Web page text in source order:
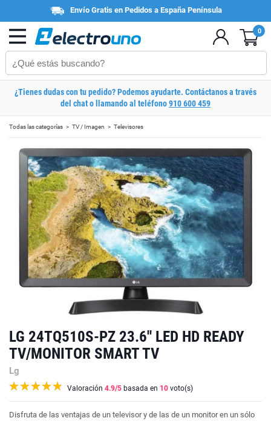
Envío Gratis en Pedidos a España Península
0
¿Tienes dudas con tu pedido? Podemos ayudarte. Contáctanos a través
del chat o llamando al teléfono910 600 459
Todas las categorías TV / Imagen Televisores
LG 24TQ510S-PZ 23.6'' LED HD READY
TV/MONITOR SMART TV
Lg
Valoración 4.9/5 basada en 10 voto(s)
Disfruta de las ventajas de un televisor y de las de un monitor en un sólo